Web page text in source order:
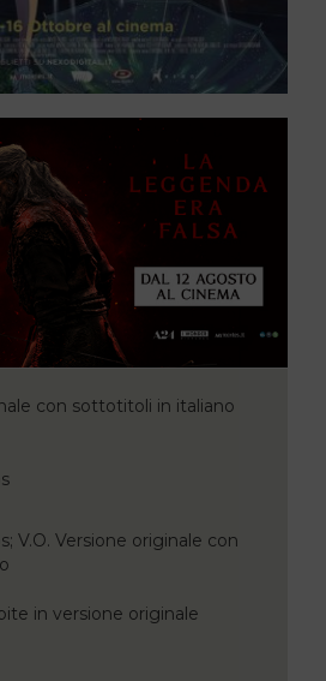
con sottotitoli in italiano
V.O. Versione originale con
in versione originale